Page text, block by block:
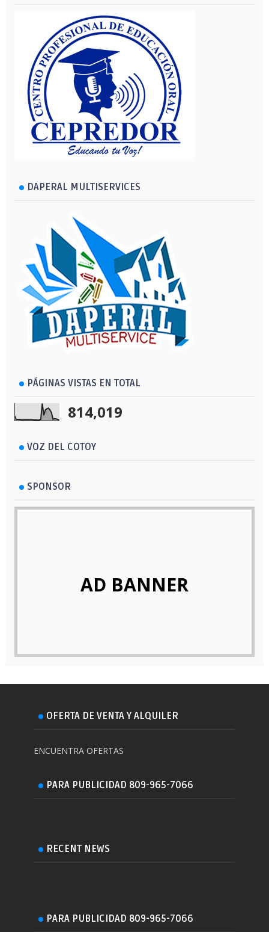
DAPERAL MULTISERVICES
PÁGINAS VISTAS EN TOTAL
814,019
VOZ DEL COTOY
SPONSOR
AD BANNER
OFERTA DE VENTA Y ALQUILER
ENCUENTRA OFERTAS
PARA PUBLICIDAD 809-965-7066
RECENT NEWS
PARA PUBLICIDAD 809-965-7066